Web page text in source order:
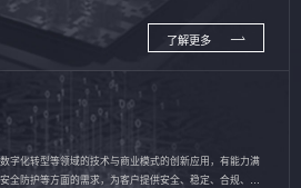
了解更多
字化转型等领域的技术与商业模式的创新应用，有能力满
全防护等方面的需求，为客户提供安全、稳定、合规、持